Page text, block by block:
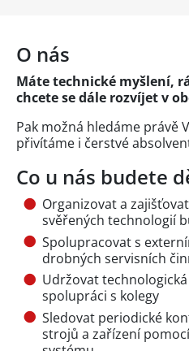
O nás
Máte technické myšlení,
chcete se dále rozvíjet v
Pak možná hledáme právě
přivítáme i čerstvé
Co u nás budete
Organizovat a
svěřených technologií
Spolupracovat s
drobných servisních
Udržovat
spolupráci s kolegy
Sledovat periodické
strojů a zařízení